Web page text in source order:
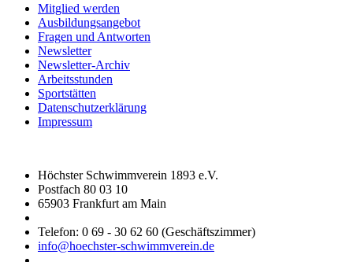
Mitglied werden
Ausbildungsangebot
Fragen und Antworten
Newsletter
Newsletter-Archiv
Arbeitsstunden
Sportstätten
Datenschutzerklärung
Impressum
Höchster Schwimmverein 1893 e.V.
Postfach 80 03 10
65903 Frankfurt am Main
Telefon: 0 69 - 30 62 60 (Geschäftszimmer)
info@hoechster-schwimmverein.de